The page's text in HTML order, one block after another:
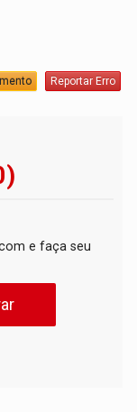
Reportar Erro
e faça seu